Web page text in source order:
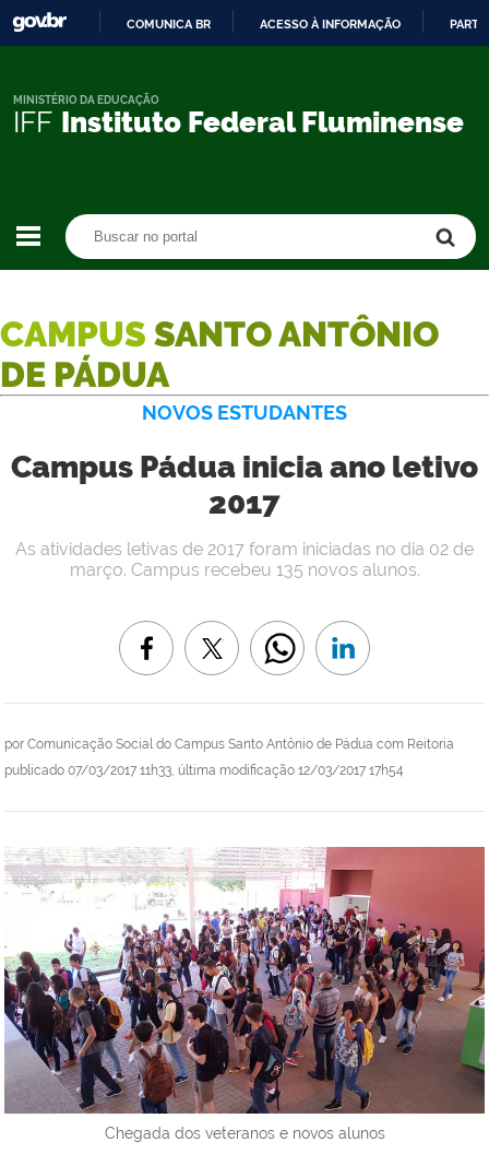
CONTEÚDO
COMUNICA BR ACESSO À INFORMAÇÃO
IFF Instituto Federal Fluminense
MINISTÉRIO DA EDUCAÇÃO
CAMPUS SANTO ANTÔNIO
DE PÁDUA
NOVOS ESTUDANTES
Campus Pádua inicia ano letivo
2017
por Comunicação Social do Campus Santo Antônio de Pádua com Reitoria
publicado 07/03/2017 11h33, última modificação 12/03/2017 17h54
As atividades letivas de 2017 foram iniciadas no dia 02 de
março. Campus recebeu 135 novos alunos.
Chegada dos veteranos e novos alunos